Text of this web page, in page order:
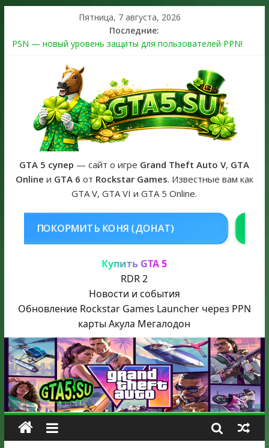
Пятница, 7 августа, 2026
Последние:
PSN — новый уровень защиты для пользователей PPN!
The Kortz Center Heist выйдет в GTA Online уже 14 июля
Регистрация в Rockstar Games Social Club ошибка #1.500.7:
как зарегистрировать аккаунт и войти без проблем в 2026
Получайте особые награды в GTA Online по программе
Fine Art Collector
GTA 6 официальная обложка игры и Предзаказ Grand Theft
Auto VI
GTA 5 супер — сайт о игре Grand Theft Auto V, GTA
Online и GTA 6 от Rockstar Games. Известные вам как
GTA V, GTA VI и GTA 5 Online.
(ДОНАТ) КУПИТЬ GTA 5
Купить GTA 5
RDR 2
Новости и события
Обновление Rockstar Games Launcher через PPN
карты Акула Мегалодон